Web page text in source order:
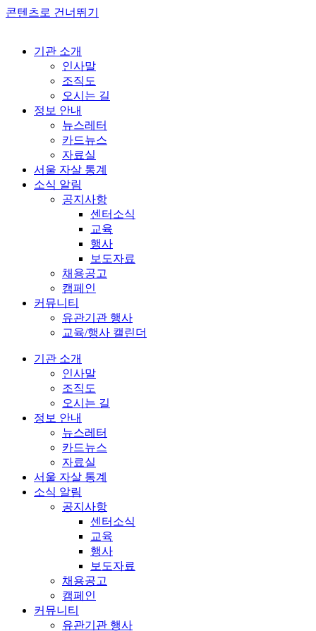
콘텐츠로 건너뛰기
기관 소개
인사말
조직도
오시는 길
정보 안내
뉴스레터
카드뉴스
자료실
서울 자살 통계
소식 알림
공지사항
센터소식
교육
행사
보도자료
채용공고
캠페인
커뮤니티
유관기관 행사
교육/행사 캘린더
기관 소개
인사말
조직도
오시는 길
정보 안내
뉴스레터
카드뉴스
자료실
서울 자살 통계
소식 알림
공지사항
센터소식
교육
행사
보도자료
채용공고
캠페인
커뮤니티
유관기관 행사